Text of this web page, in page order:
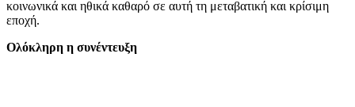
κοινωνικά και ηθικά καθαρό σε αυτή τη μεταβατική και κρίσιμη
εποχή.
Ολόκληρη η συνέντευξη